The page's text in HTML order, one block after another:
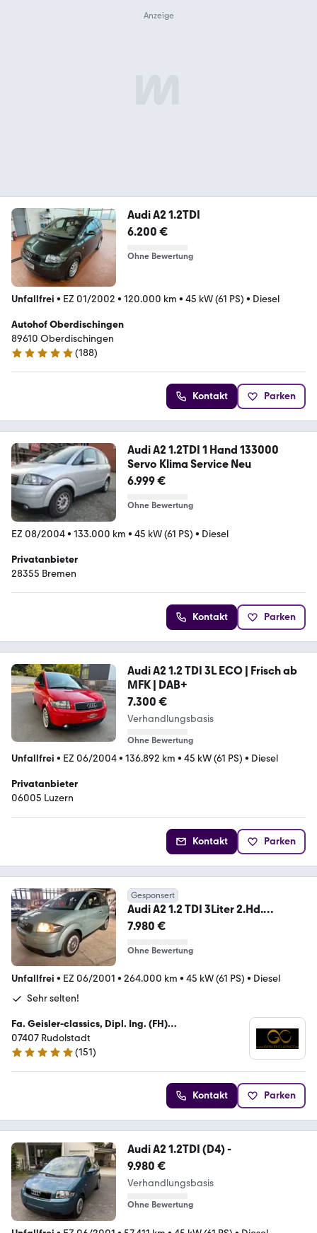
Audi A2 1.2TDI
6.200 €
Ohne Bewertung
Unfallfrei • EZ 01/2002 • 120.000 km • 45 kW (61 PS) • Diesel
Autohof Oberdischingen
89610 Oberdischingen
5 Sterne
(188)
Kontakt Parken
Audi A2 1.2TDI 1 Hand 133000
Servo Klima Service Neu
6.999 €
Ohne Bewertung
EZ 08/2004• 133.000 km • 45 kW (61 PS) • Diesel
Privatanbieter
28355 Bremen
Kontakt Parken
Audi A2 1.2 TDI 3L ECO | Frisch ab
MFK | DAB+
7.300 €
Verhandlungsbasis
Ohne Bewertung
Unfallfrei • EZ 06/2004• 136.892 km • 45 kW (61 PS) • Diesel
Privatanbieter
06005 Luzern
Kontakt Parken
Gesponsert
Audi A2 1.2 TDI 3Liter 2.Hd.
Scheckheft Youngtimer!
7.980 €
Ohne Bewertung
Unfallfrei • EZ 06/2001 • 264.000 km • 45 kW (61 PS) • Diesel
Sehr selten!
Fa. Geisler-classics, Dipl. Ing. (FH)
Kraftfahrzeugtechnik Enrico Geisler
07407 Rudolstadt
4.8 Sterne
(151)
Kontakt Parken
Audi A2 1.2TDI (D4) -
9.980 €
Verhandlungsbasis
Ohne Bewertung